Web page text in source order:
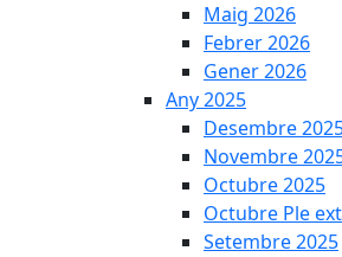
Maig 2026
Febrer 2026
Gener 2026
Any 2025
Desembre
Novembre
Octubre 2025
Octubre Ple
Setembre 2025